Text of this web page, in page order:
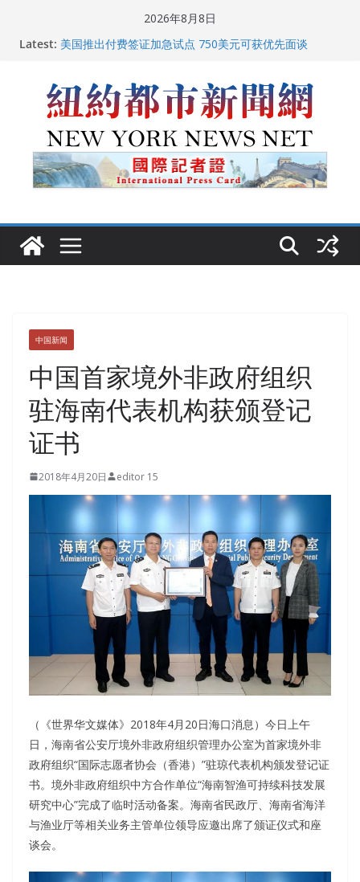
2026年8月8日
Latest: 美国推出付费签证加急试点 750美元可获优先面谈
人！
FBI联合纽约警方突袭多名警界高层住所 涉纽约警察局腐
败刑事调查
中国驻美国大使谢锋邀请美国老教师罗纳德·萨科尔斯基
再次访华
中国新闻
中国首家境外非政府组织
驻海南代表机构获颁登记
证书
2018年4月20日 editor 15
（《世界华文媒体》2018年4月20日海口消息）今日上午
日，海南省公安厅境外非政府组织管理办公室为首家境外非
政府组织“国际志愿者协会（香港）”驻琼代表机构颁发登记证
书。境外非政府组织中方合作单位“海南智渔可持续科技发展
研究中心”完成了临时活动备案。海南省民政厅、海南省海洋
与渔业厅等相关业务主管单位领导应邀出席了颁证仪式和座
谈会。